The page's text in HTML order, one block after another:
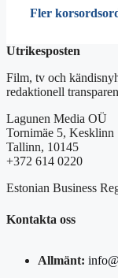
Fler
Utrikesposten
Film, tv och
redaktionell
Lagunen Media OÜ
Tornimäe 5, Kesklinn
Tallinn, 10145
+372 614 0220
Estonian Business
Kontakta oss
Allmänt: